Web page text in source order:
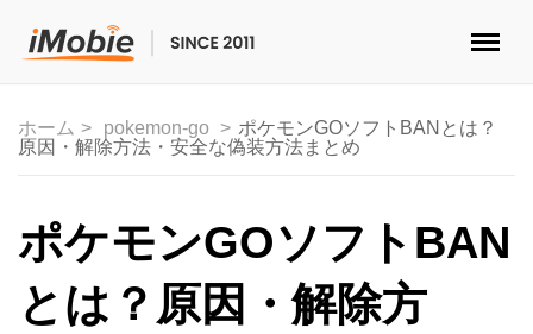
ロック解除&データ復元
マルチメディア
便利ツール
ホーム pokemon-go
ポケモンGOソフトBANとは？
原因・解除方法・安全な偽装方法まとめ
ポケモンGOソフトBAN
とは？原因・解除方